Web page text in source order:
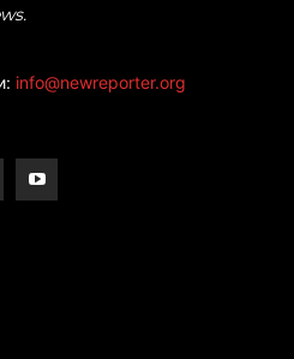
info@newreporter.org